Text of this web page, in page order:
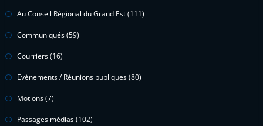
Au Conseil Régional du Grand Est(111)
Communiqués(59)
Courriers(16)
Evènements / Réunions publiques(80)
Motions(7)
Passages médias(102)